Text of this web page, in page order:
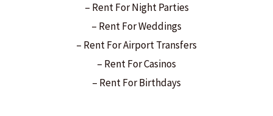
– Rent For Night Parties
– Rent For Weddings
– Rent For Airport Transfers
– Rent For Casinos
– Rent For Birthdays